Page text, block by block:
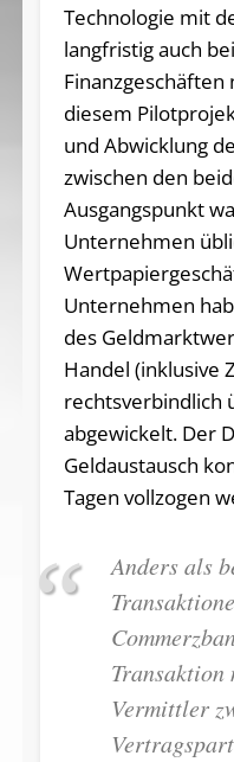
Technologie mit
langfristig auch
Finanzgeschäften
diesem
und Abwicklung
zwischen den
Ausgangspunkt
Unternehmen
Unternehmen
des
Handel (inklusive
rechtsverbindlich
abgewickelt. Der
Geldaustausch
Tagen vollzogen
Anders als
Transaktion
Vermittler